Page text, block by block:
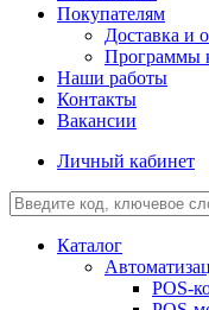
Покупателям
Доставка и
Программы
Наши работы
Контакты
Вакансии
Личный кабинет
Каталог
POS-